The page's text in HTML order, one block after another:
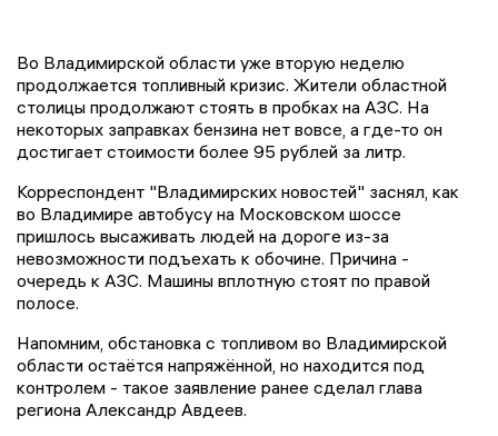
Во Владимирской области уже вторую неделю
продолжается топливный кризис. Жители областной
столицы продолжают стоять в пробках на АЗС. На
некоторых заправках бензина нет вовсе, а где-то он
достигает стоимости более 95 рублей за литр.
Корреспондент "Владимирских новостей" заснял, как
во Владимире автобусу на Московском шоссе
пришлось высаживать людей на дороге из-за
невозможности подъехать к обочине. Причина -
очередь к АЗС. Машины вплотную стоят по правой
полосе.
Напомним, обстановка с топливом во Владимирской
области остаётся напряжённой, но находится под
контролем - такое заявление ранее сделал глава
региона Александр Авдеев.